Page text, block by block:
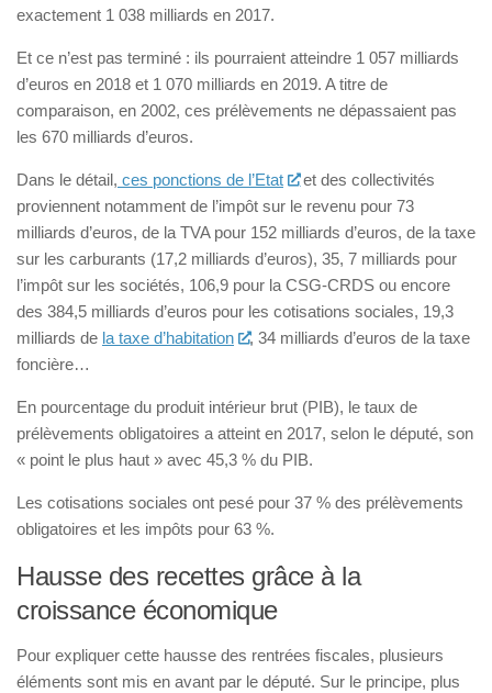
exactement 1 038 milliards en 2017.
Et ce n’est pas terminé : ils pourraient atteindre 1 057 milliards
d’euros en 2018 et 1 070 milliards en 2019. A titre de
comparaison, en 2002, ces prélèvements ne dépassaient pas
les 670 milliards d’euros.
Dans le détail, ces ponctions de l’Etat
et des collectivités
proviennent notamment de l’impôt sur le revenu pour 73
milliards d’euros, de la TVA pour 152 milliards d’euros, de la taxe
sur les carburants (17,2 milliards d’euros), 35, 7 milliards pour
l’impôt sur les sociétés, 106,9 pour la CSG-CRDS ou encore
des 384,5 milliards d’euros pour les cotisations sociales, 19,3
milliards de la taxe d’habitation
, 34 milliards d’euros de la taxe
foncière…
En pourcentage du produit intérieur brut (PIB), le taux de
prélèvements obligatoires a atteint en 2017, selon le député, son
« point le plus haut » avec 45,3 % du PIB.
Les cotisations sociales ont pesé pour 37 % des prélèvements
obligatoires et les impôts pour 63 %.
Hausse des recettes grâce à la
croissance économique
Pour expliquer cette hausse des rentrées fiscales, plusieurs
éléments sont mis en avant par le député. Sur le principe, plus